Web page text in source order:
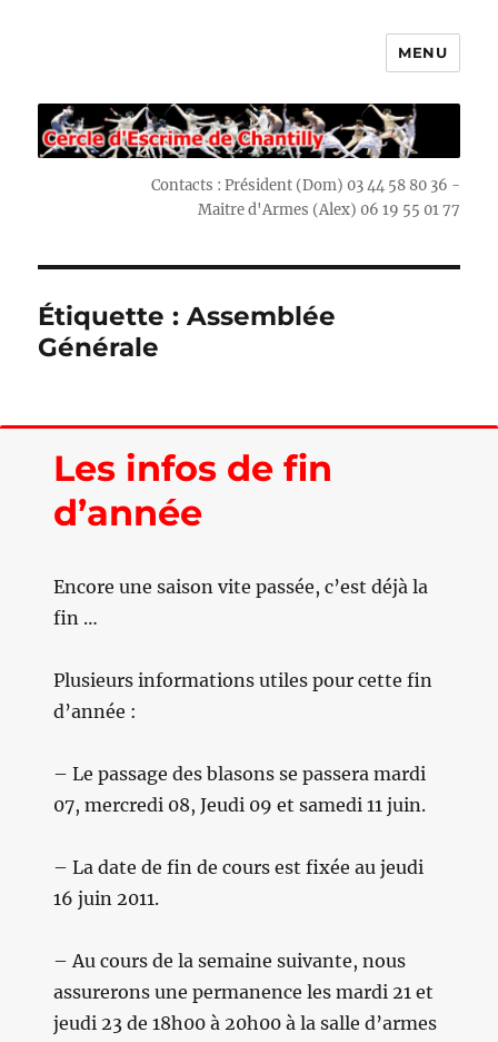
MENU
Contacts : Président (Dom) 03 44 58 80 36 -
Maitre d'Armes (Alex) 06 19 55 01 77
Étiquette : Assemblée
Générale
Les infos de fin
d’année
Encore une saison vite passée, c’est déjà la
fin …
Plusieurs informations utiles pour cette fin
d’année :
– Le passage des blasons se passera mardi
07, mercredi 08, Jeudi 09 et samedi 11 juin.
– La date de fin de cours est fixée au jeudi
16 juin 2011.
– Au cours de la semaine suivante, nous
assurerons une permanence les mardi 21 et
jeudi 23 de 18h00 à 20h00 à la salle d’armes